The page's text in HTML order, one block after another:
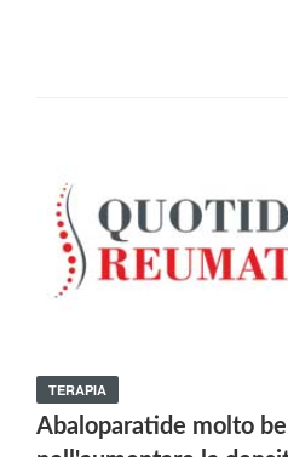
TERAPIA
Abaloparatide molto